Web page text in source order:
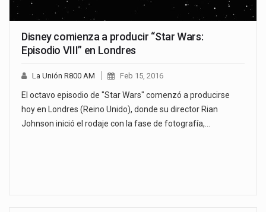
Disney comienza a producir “Star Wars:
Episodio VIII” en Londres
La Unión R800 AM Feb 15, 2016
El octavo episodio de "Star Wars" comenzó a producirse
hoy en Londres (Reino Unido), donde su director Rian
Johnson inició el rodaje con la fase de fotografía,…